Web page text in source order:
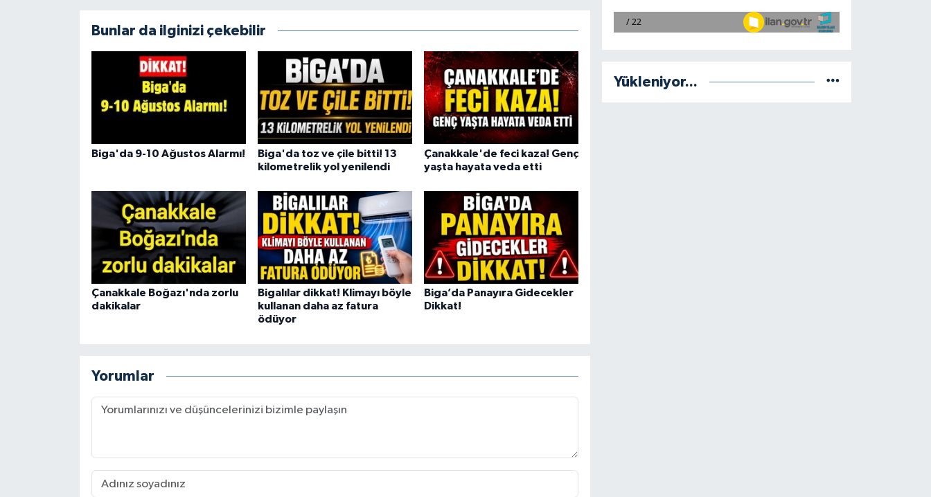
Bunlar da ilginizi çekebilir
Biga'da 9-10 Ağustos Alarmı!
Biga'da toz ve çile bitti! 13
kilometrelik yol yenilendi
Çanakkale'de feci kaza! Genç
yaşta hayata veda etti
Çanakkale Boğazı'nda zorlu
dakikalar
Bigalılar dikkat! Klimayı böyle
kullanan daha az fatura
ödüyor
Biga’da Panayıra Gidecekler
Dikkat!
Yorumlar
Yükleniyor...